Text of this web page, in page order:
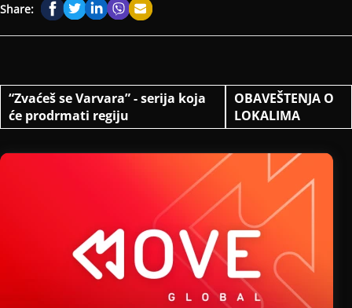
Share:
“Zvaćeš se Varvara” - serija koja
će prodrmati regiju
OBAVEŠTENJA O
LOKALIMA